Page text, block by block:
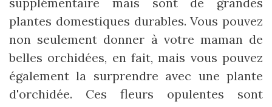
plantes domestiques durables. Vous pouvez
non seulement donner à votre maman de
belles orchidées, en fait, mais vous pouvez
également la surprendre avec une plante
d'orchidée. Ces fleurs opulentes sont